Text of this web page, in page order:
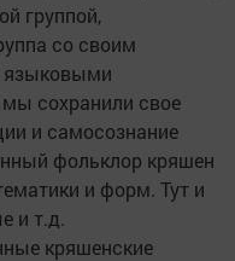
группой,
со своим
языковыми
сохранили свое
и самосознание
фольклор кряшен
и форм. Тут и
и т.д.
кряшенские